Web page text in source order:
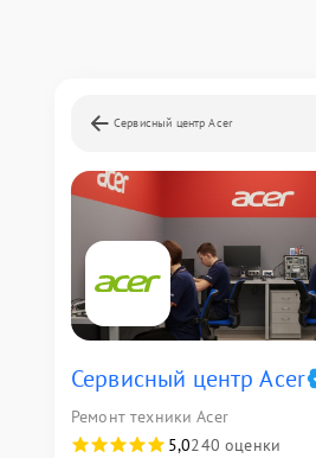
Сервисный центр Acer
Сервисный центр Acer
Ремонт техники Acer
5,0240 оценки